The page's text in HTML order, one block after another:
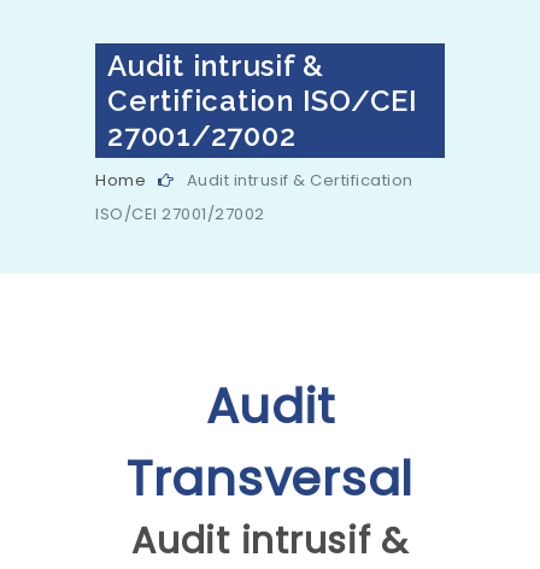
Audit intrusif &
Certification ISO/CEI
27001/27002
Home
Audit intrusif & Certification
ISO/CEI 27001/27002
Audit
Transversal
Audit intrusif &